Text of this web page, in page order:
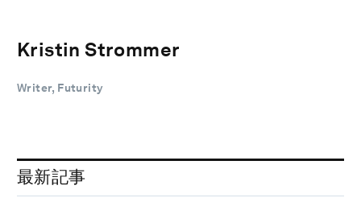
Kristin Strommer
Writer, Futurity
最新記事